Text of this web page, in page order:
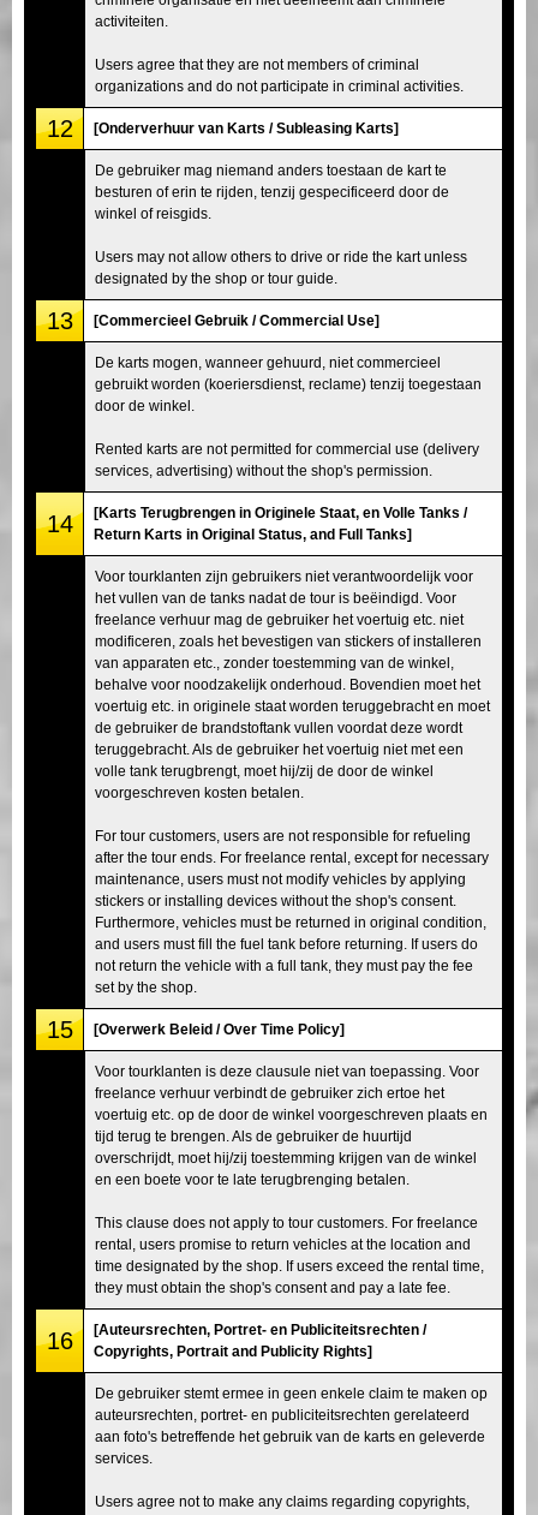
activiteiten.
Users agree that they are not members of criminal
organizations and do not participate in criminal activities.
12 [Onderverhuur van Karts / Subleasing Karts]
De gebruiker mag niemand anders toestaan de kart te
besturen of erin te rijden, tenzij gespecificeerd door de
winkel of reisgids.
Users may not allow others to drive or ride the kart unless
designated by the shop or tour guide.
13 [Commercieel Gebruik / Commercial Use]
De karts mogen, wanneer gehuurd, niet commercieel
gebruikt worden (koeriersdienst, reclame) tenzij toegestaan
door de winkel.
Rented karts are not permitted for commercial use (delivery
services, advertising) without the shop's permission.
14
[Karts Terugbrengen in Originele Staat, en Volle Tanks /
Return Karts in Original Status, and Full Tanks]
Voor tourklanten zijn gebruikers niet verantwoordelijk voor
het vullen van de tanks nadat de tour is beëindigd. Voor
freelance verhuur mag de gebruiker het voertuig etc. niet
modificeren, zoals het bevestigen van stickers of installeren
van apparaten etc., zonder toestemming van de winkel,
behalve voor noodzakelijk onderhoud. Bovendien moet het
voertuig etc. in originele staat worden teruggebracht en moet
de gebruiker de brandstoftank vullen voordat deze wordt
teruggebracht. Als de gebruiker het voertuig niet met een
volle tank terugbrengt, moet hij/zij de door de winkel
voorgeschreven kosten betalen.
For tour customers, users are not responsible for refueling
after the tour ends. For freelance rental, except for necessary
maintenance, users must not modify vehicles by applying
stickers or installing devices without the shop's consent.
Furthermore, vehicles must be returned in original condition,
and users must fill the fuel tank before returning. If users do
not return the vehicle with a full tank, they must pay the fee
set by the shop.
15 [Overwerk Beleid / Over Time Policy]
Voor tourklanten is deze clausule niet van toepassing. Voor
freelance verhuur verbindt de gebruiker zich ertoe het
voertuig etc. op de door de winkel voorgeschreven plaats en
tijd terug te brengen. Als de gebruiker de huurtijd
overschrijdt, moet hij/zij toestemming krijgen van de winkel
en een boete voor te late terugbrenging betalen.
This clause does not apply to tour customers. For freelance
rental, users promise to return vehicles at the location and
time designated by the shop. If users exceed the rental time,
they must obtain the shop's consent and pay a late fee.
16
[Auteursrechten, Portret- en Publiciteitsrechten /
Copyrights, Portrait and Publicity Rights]
De gebruiker stemt ermee in geen enkele claim te maken op
auteursrechten, portret- en publiciteitsrechten gerelateerd
aan foto's betreffende het gebruik van de karts en geleverde
services.
Users agree not to make any claims regarding copyrights,